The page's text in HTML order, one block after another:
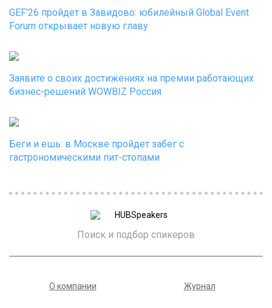
GEF'26 пройдет в Завидово: юбилейный Global Event
Forum открывает новую главу
Заявите о своих достижениях на премии работающих
бизнес-решений WOWBIZ Россия
Беги и ешь: в Москве пройдет забег с
гастрономическими пит-стопами
Поиск и подбор спикеров
О компании Журнал